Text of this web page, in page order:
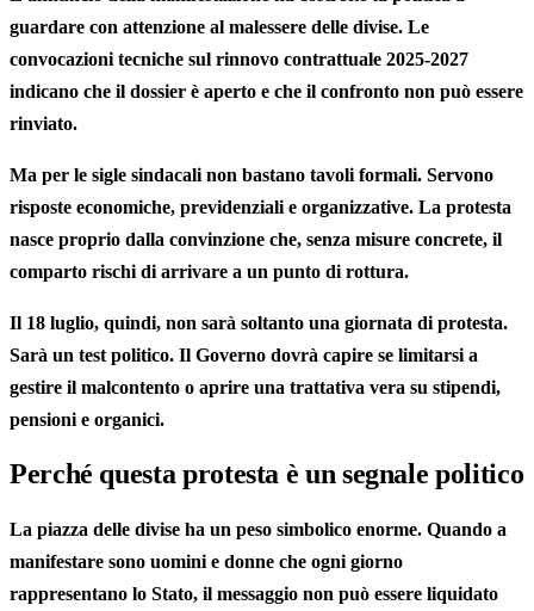
guardare con attenzione al malessere delle divise. Le
convocazioni tecniche sul rinnovo contrattuale 2025-2027
indicano che il dossier è aperto e che il confronto non può essere
rinviato.
Ma per le sigle sindacali non bastano tavoli formali. Servono
risposte economiche, previdenziali e organizzative. La protesta
nasce proprio dalla convinzione che, senza misure concrete, il
comparto rischi di arrivare a un punto di rottura.
Il 18 luglio, quindi, non sarà soltanto una giornata di protesta.
Sarà un test politico. Il Governo dovrà capire se limitarsi a
gestire il malcontento o aprire una trattativa vera su stipendi,
pensioni e organici.
Perché questa protesta è un segnale politico
La piazza delle divise ha un peso simbolico enorme. Quando a
manifestare sono uomini e donne che ogni giorno
rappresentano lo Stato, il messaggio non può essere liquidato